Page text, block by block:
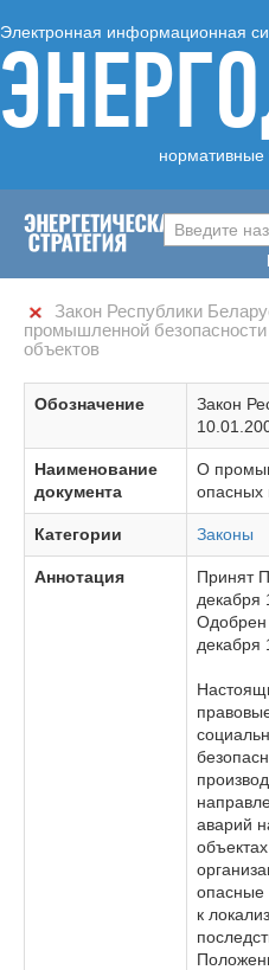
Электронная информационная
нормативные
Закон Республики
промышленной
объектов
Обозначение
Закон
Наименование
документа
О
опасных
Категории Законы
Аннотация
Принят
декабря
Одобрен
декабря
аварий
опасные
к